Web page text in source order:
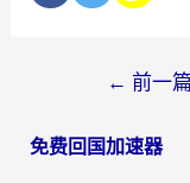
← 前一
免费回国加速器